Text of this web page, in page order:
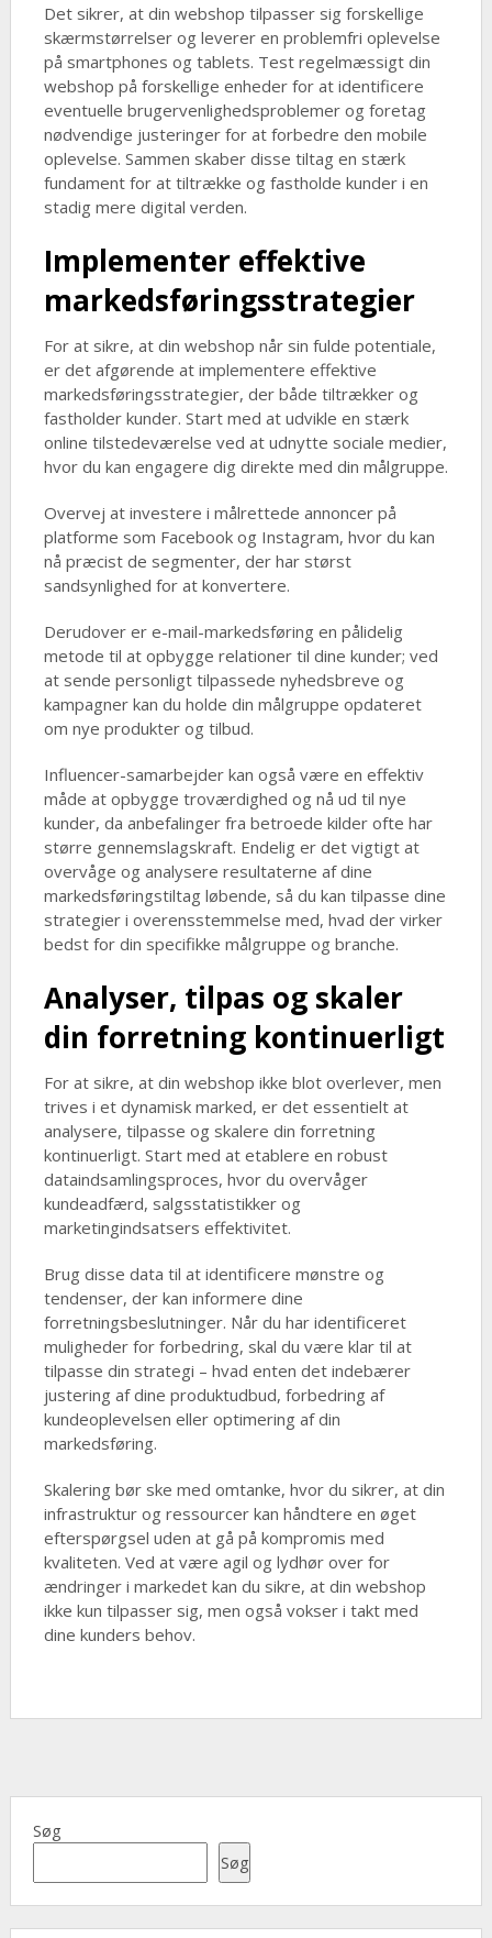
Det sikrer, at din webshop tilpasser sig forskellige
skærmstørrelser og leverer en problemfri oplevelse
på smartphones og tablets. Test regelmæssigt din
webshop på forskellige enheder for at identificere
eventuelle brugervenlighedsproblemer og foretag
nødvendige justeringer for at forbedre den mobile
oplevelse. Sammen skaber disse tiltag en stærk
fundament for at tiltrække og fastholde kunder i en
stadig mere digital verden.
Implementer effektive
markedsføringsstrategier
For at sikre, at din webshop når sin fulde potentiale,
er det afgørende at implementere effektive
markedsføringsstrategier, der både tiltrækker og
fastholder kunder. Start med at udvikle en stærk
online tilstedeværelse ved at udnytte sociale medier,
hvor du kan engagere dig direkte med din målgruppe.
Overvej at investere i målrettede annoncer på
platforme som Facebook og Instagram, hvor du kan
nå præcist de segmenter, der har størst
sandsynlighed for at konvertere.
Derudover er e-mail-markedsføring en pålidelig
metode til at opbygge relationer til dine kunder; ved
at sende personligt tilpassede nyhedsbreve og
kampagner kan du holde din målgruppe opdateret
om nye produkter og tilbud.
Influencer-samarbejder kan også være en effektiv
måde at opbygge troværdighed og nå ud til nye
kunder, da anbefalinger fra betroede kilder ofte har
større gennemslagskraft. Endelig er det vigtigt at
overvåge og analysere resultaterne af dine
markedsføringstiltag løbende, så du kan tilpasse dine
strategier i overensstemmelse med, hvad der virker
bedst for din specifikke målgruppe og branche.
Analyser, tilpas og skaler
din forretning kontinuerligt
For at sikre, at din webshop ikke blot overlever, men
trives i et dynamisk marked, er det essentielt at
analysere, tilpasse og skalere din forretning
kontinuerligt. Start med at etablere en robust
dataindsamlingsproces, hvor du overvåger
kundeadfærd, salgsstatistikker og
marketingindsatsers effektivitet.
Brug disse data til at identificere mønstre og
tendenser, der kan informere dine
forretningsbeslutninger. Når du har identificeret
muligheder for forbedring, skal du være klar til at
tilpasse din strategi – hvad enten det indebærer
justering af dine produktudbud, forbedring af
kundeoplevelsen eller optimering af din
markedsføring.
Skalering bør ske med omtanke, hvor du sikrer, at din
infrastruktur og ressourcer kan håndtere en øget
efterspørgsel uden at gå på kompromis med
kvaliteten. Ved at være agil og lydhør over for
ændringer i markedet kan du sikre, at din webshop
ikke kun tilpasser sig, men også vokser i takt med
dine kunders behov.
Søg
Søg